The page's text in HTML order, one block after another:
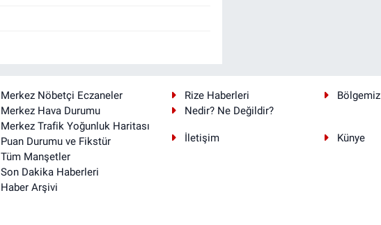
Merkez Nöbetçi Eczaneler
Merkez Hava Durumu
Merkez Trafik Yoğunluk Haritası
Puan Durumu ve Fikstür
Tüm Manşetler
Son Dakika Haberleri
Haber Arşivi
Rize Haberleri
Bölgemiz
Nedir? Ne Değildir?
İletişim Künye